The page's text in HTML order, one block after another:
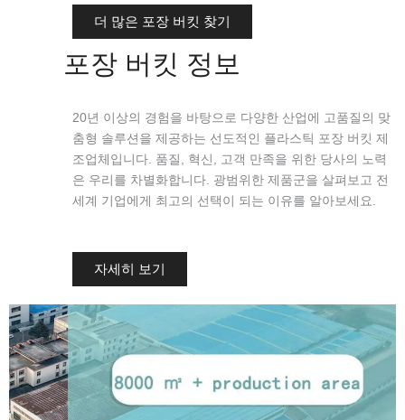
더 많은 포장 버킷 찾기
포장 버킷 정보
20년 이상의 경험을 바탕으로 다양한 산업에 고품질의 맞
춤형 솔루션을 제공하는 선도적인 플라스틱 포장 버킷 제
조업체입니다. 품질, 혁신, 고객 만족을 위한 당사의 노력
은 우리를 차별화합니다. 광범위한 제품군을 살펴보고 전
세계 기업에게 최고의 선택이 되는 이유를 알아보세요.
자세히 보기